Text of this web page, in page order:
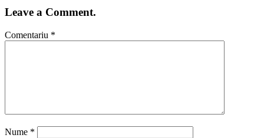
Leave a Comment.
Comentariu *
Nume *